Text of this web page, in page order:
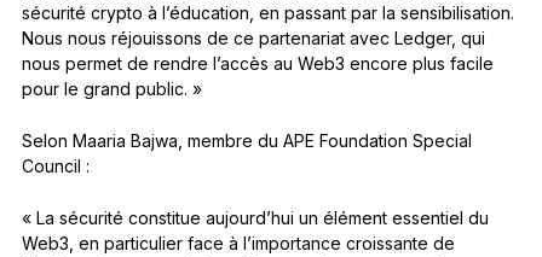
sécurité crypto à l’éducation, en passant par la sensibilisation.
Nous nous réjouissons de ce partenariat avec Ledger, qui
nous permet de rendre l’accès au Web3 encore plus facile
pour le grand public. »
Selon Maaria Bajwa, membre du APE Foundation Special
Council :
« La sécurité constitue aujourd’hui un élément essentiel du
Web3, en particulier face à l’importance croissante de